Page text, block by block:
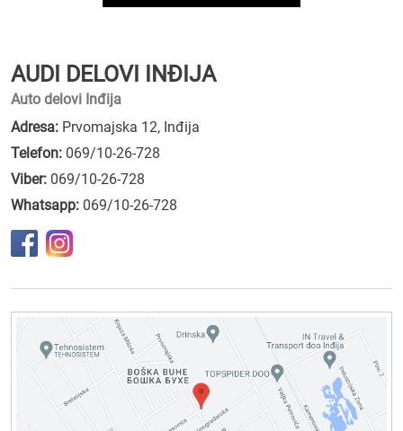
AUDI DELOVI INĐIJA
Auto delovi Inđija
Adresa: Prvomajska 12, Inđija
Telefon: 069/10-26-728
Viber: 069/10-26-728
Whatsapp: 069/10-26-728